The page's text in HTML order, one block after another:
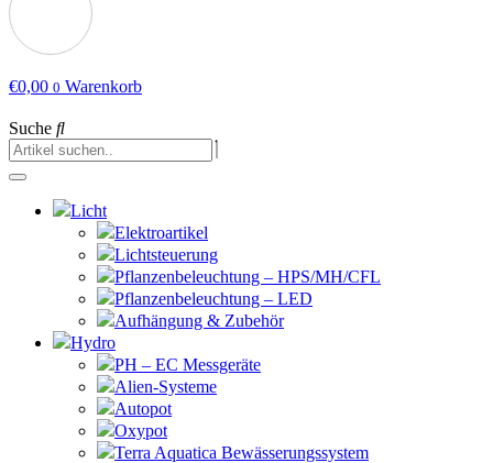
€0,00 0 Warenkorb
Suche
Licht
Elektroartikel
Lichtsteuerung
Pflanzenbeleuchtung – HPS/MH/CFL
Pflanzenbeleuchtung – LED
Aufhängung & Zubehör
Hydro
PH – EC Messgeräte
Alien-Systeme
Autopot
Oxypot
Terra Aquatica Bewässerungssystem